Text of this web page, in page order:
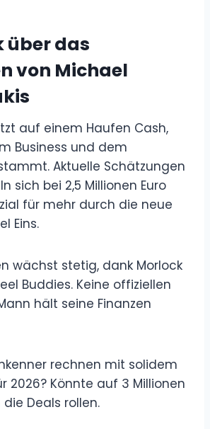
über das
von Michael
auf einem Haufen Cash,
Business und dem
Aktuelle Schätzungen
sich bei 2,5 Millionen Euro
für mehr durch die neue
Eins.
wächst stetig, dank Morlock
Buddies. Keine offiziellen
hält seine Finanzen
rechnen mit solidem
2026? Könnte auf 3 Millionen
Deals rollen.